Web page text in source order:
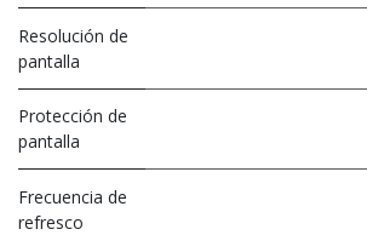
Resolución de
pantalla
Protección de
pantalla
Frecuencia de
refresco